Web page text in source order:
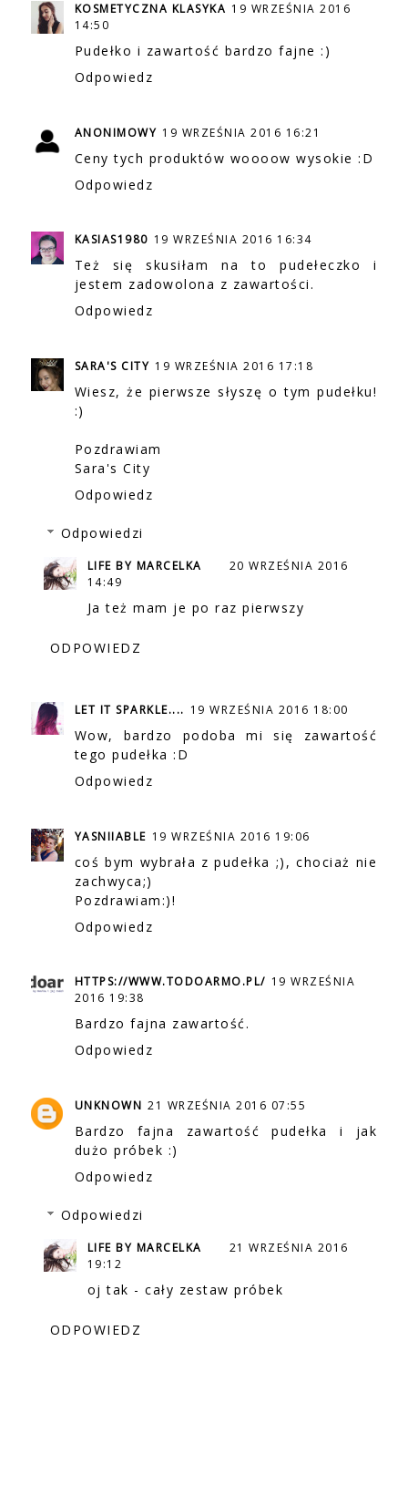
KOSMETYCZNA KLASYKA 19 WRZEŚNIA 2016
14:50
Pudełko i zawartość bardzo fajne :)
Odpowiedz
ANONIMOWY 19 WRZEŚNIA 2016 16:21
Ceny tych produktów woooow wysokie :D
Odpowiedz
KASIAS1980 19 WRZEŚNIA 2016 16:34
Też się skusiłam na to pudełeczko i
jestem zadowolona z zawartości.
Odpowiedz
SARA'S CITY 19 WRZEŚNIA 2016 17:18
Wiesz, że pierwsze słyszę o tym pudełku!
:)
Pozdrawiam
Sara's City
Odpowiedz
Odpowiedzi
LIFE BY MARCELKA
20 WRZEŚNIA 2016
14:49
Ja też mam je po raz pierwszy
ODPOWIEDZ
LET IT SPARKLE.... 19 WRZEŚNIA 2016 18:00
Wow, bardzo podoba mi się zawartość
tego pudełka :D
Odpowiedz
YASNIIABLE 19 WRZEŚNIA 2016 19:06
coś bym wybrała z pudełka ;), chociaż nie
zachwyca;)
Pozdrawiam:)!
Odpowiedz
HTTPS://WWW.TODOARMO.PL/ 19 WRZEŚNIA
2016 19:38
Bardzo fajna zawartość.
Odpowiedz
UNKNOWN 21 WRZEŚNIA 2016 07:55
Bardzo fajna zawartość pudełka i jak
dużo próbek :)
Odpowiedz
Odpowiedzi
LIFE BY MARCELKA
21 WRZEŚNIA 2016
19:12
oj tak - cały zestaw próbek
ODPOWIEDZ